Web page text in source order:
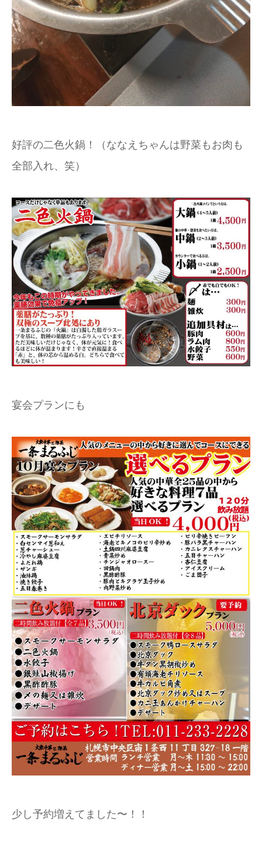
好評の二色火鍋！（ななえちゃんは野菜もお肉も
全部入れ、笑）
宴会プランにも
少し予約増えてました〜！！